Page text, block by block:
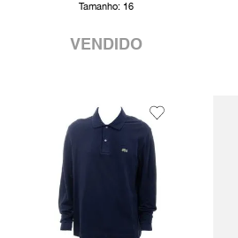
Tamanho: 16
VENDIDO